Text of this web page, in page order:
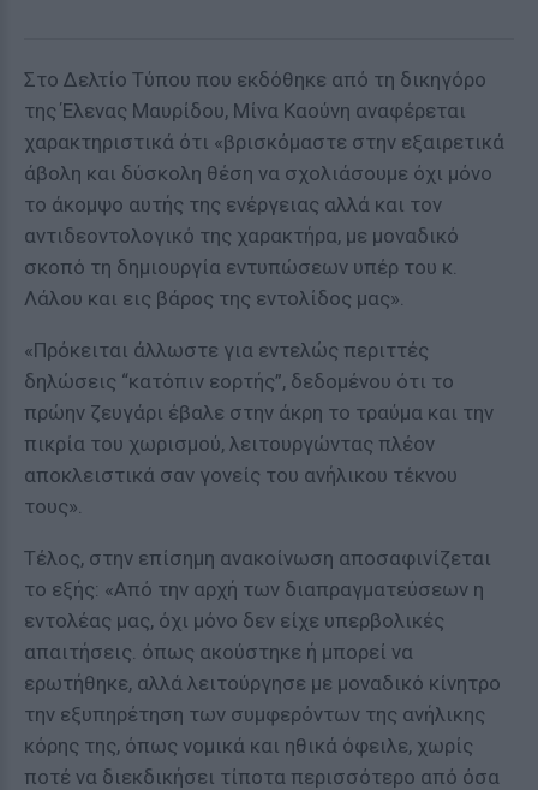
Στο Δελτίο Τύπου που εκδόθηκε από τη δικηγόρο
της Έλενας Μαυρίδου, Μίνα Καούνη αναφέρεται
χαρακτηριστικά ότι «βρισκόμαστε στην εξαιρετικά
άβολη και δύσκολη θέση να σχολιάσουμε όχι μόνο
το άκομψο αυτής της ενέργειας αλλά και τον
αντιδεοντολογικό της χαρακτήρα, με μοναδικό
σκοπό τη δημιουργία εντυπώσεων υπέρ του κ.
Λάλου και εις βάρος της εντολίδος μας».
«Πρόκειται άλλωστε για εντελώς περιττές
δηλώσεις “κατόπιν εορτής”, δεδομένου ότι το
πρώην ζευγάρι έβαλε στην άκρη το τραύμα και την
πικρία του χωρισμού, λειτουργώντας πλέον
αποκλειστικά σαν γονείς του ανήλικου τέκνου
τους».
Τέλος, στην επίσημη ανακοίνωση αποσαφινίζεται
το εξής: «Από την αρχή των διαπραγματεύσεων η
εντολέας μας, όχι μόνο δεν είχε υπερβολικές
απαιτήσεις. όπως ακούστηκε ή μπορεί να
ερωτήθηκε, αλλά λειτούργησε με μοναδικό κίνητρο
την εξυπηρέτηση των συμφερόντων της ανήλικης
κόρης της, όπως νομικά και ηθικά όφειλε, χωρίς
ποτέ να διεκδικήσει τίποτα περισσότερο από όσα